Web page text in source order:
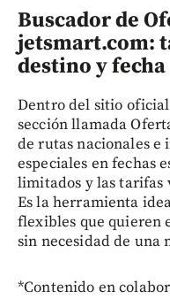
Buscador de
jetsmart.com:
destino y fecha
Dentro del sitio oficial
sección llamada
de rutas nacionales e
especiales en fechas
limitados y las tarifas
Es la herramienta
flexibles que quieren
sin necesidad de una
*Contenido en